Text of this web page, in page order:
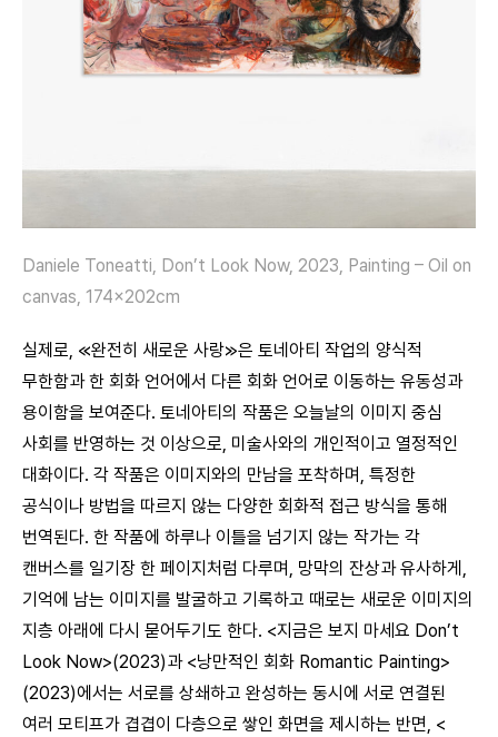
Daniele Toneatti, Don’t Look Now, 2023, Painting – Oil on
canvas, 174x202cm
실제로, ≪완전히 새로운 사랑≫은 토네아티 작업의 양식적
무한함과 한 회화 언어에서 다른 회화 언어로 이동하는 유동성과
용이함을 보여준다. 토네아티의 작품은 오늘날의 이미지 중심
사회를 반영하는 것 이상으로, 미술사와의 개인적이고 열정적인
대화이다. 각 작품은 이미지와의 만남을 포착하며, 특정한
공식이나 방법을 따르지 않는 다양한 회화적 접근 방식을 통해
번역된다. 한 작품에 하루나 이틀을 넘기지 않는 작가는 각
캔버스를 일기장 한 페이지처럼 다루며, 망막의 잔상과 유사하게,
기억에 남는 이미지를 발굴하고 기록하고 때로는 새로운 이미지의
지층 아래에 다시 묻어두기도 한다. <지금은 보지 마세요 Don’t
Look Now>(2023)과 <낭만적인 회화 Romantic Painting>
(2023)에서는 서로를 상쇄하고 완성하는 동시에 서로 연결된
여러 모티프가 겹겹이 다층으로 쌓인 화면을 제시하는 반면, <